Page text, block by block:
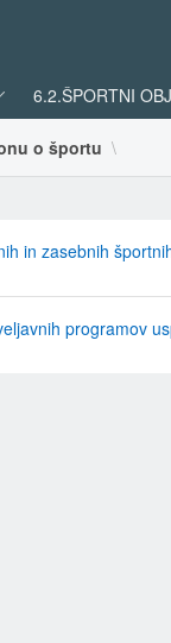
6.2.ŠPORTNI
o športu
in zasebnih
programov